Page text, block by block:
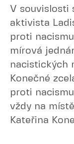
V souvislosti
aktivista
proti
mírová
nacistických
Konečné
proti
vždy na
Kateřina